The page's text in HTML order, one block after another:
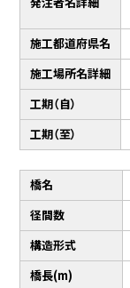
施工都道府県名
施工場所名詳細
工期（自）
工期（至）
橋名
径間数
構造形式
橋長(m)